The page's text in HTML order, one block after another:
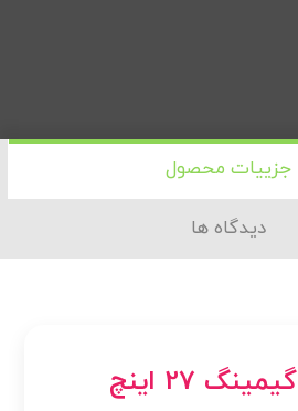
جزییات محصول
دیدگاه ها
مانیتور گیمینگ 27 اینچ